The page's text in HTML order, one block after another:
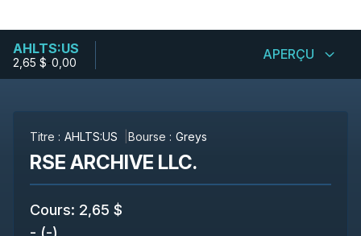
AHLTS:US
2,65 $-0,00 APERÇU
Titre : AHLTS:US Bourse : Greys
RSE ARCHIVE LLC.
Cours: 2,65 $
- (-)